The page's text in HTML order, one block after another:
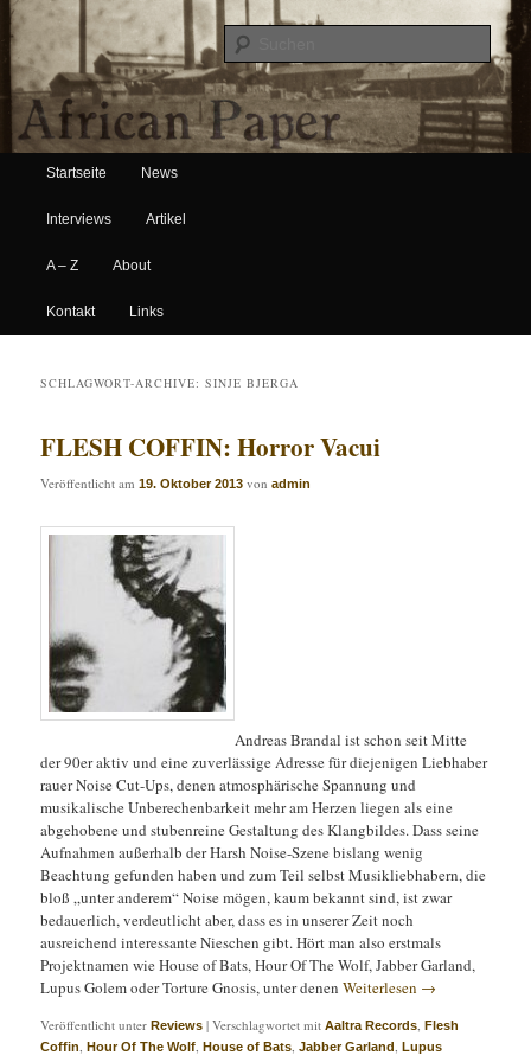
African Paper
Hauptmenü
Zum Inhalt wechseln
Zum sekundären Inhalt wechseln
Startseite News
Interviews Artikel
A – Z About
Kontakt Links
SCHLAGWORT-ARCHIVE:SINJE BJERGA
FLESH COFFIN: Horror Vacui
Veröffentlicht am19. Oktober 2013 vonadmin
Andreas Brandal ist schon seit Mitte
der 90er aktiv und eine zuverlässige Adresse für diejenigen Liebhaber
rauer Noise Cut-Ups, denen atmosphärische Spannung und
musikalische Unberechenbarkeit mehr am Herzen liegen als eine
abgehobene und stubenreine Gestaltung des Klangbildes. Dass seine
Aufnahmen außerhalb der Harsh Noise-Szene bislang wenig
Beachtung gefunden haben und zum Teil selbst Musikliebhabern, die
bloß „unter anderem“ Noise mögen, kaum bekannt sind, ist zwar
bedauerlich, verdeutlicht aber, dass es in unserer Zeit noch
ausreichend interessante Nieschen gibt. Hört man also erstmals
Projektnamen wie House of Bats, Hour Of The Wolf, Jabber Garland,
Lupus Golem oder Torture Gnosis, unter denenWeiterlesen →
Veröffentlicht unter Reviews |Verschlagwortet mit Aaltra Records ,Flesh
Coffin ,Hour Of The Wolf ,House of Bats ,Jabber Garland ,Lupus